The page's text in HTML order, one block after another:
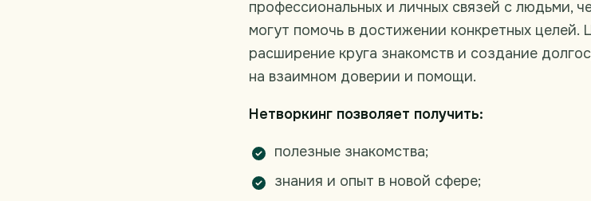
профессиональных и личных связей с людьми,
могут помочь в достижении конкретных целей.
расширение круга знакомств и создание
на взаимном доверии и помощи.
Нетворкинг позволяет получить:
полезные знакомства;
знания и опыт в новой сфере;